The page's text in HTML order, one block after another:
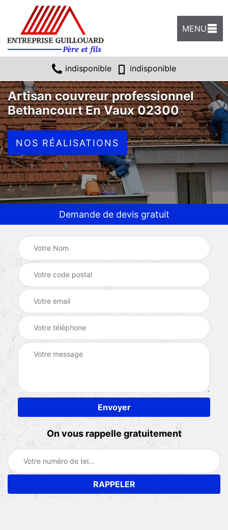
MENU
indisponible indisponible
Artisan couvreur professionnel
Bethancourt En Vaux 02300
NOS RÉALISATIONS
Demande de devis gratuit
On vous rappelle gratuitement